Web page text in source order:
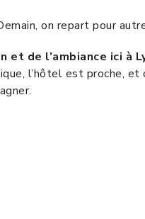
on repart pour
de l’ambiance ici à
l’hôtel est proche, et